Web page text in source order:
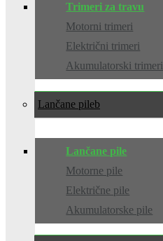
Trimeri za travu
Motorni trimeri
Električni trimeri
Akumulatorski trimeri
Lančane pile
Lančane pile
Motorne pile
Električne pile
Akumulatorske pile